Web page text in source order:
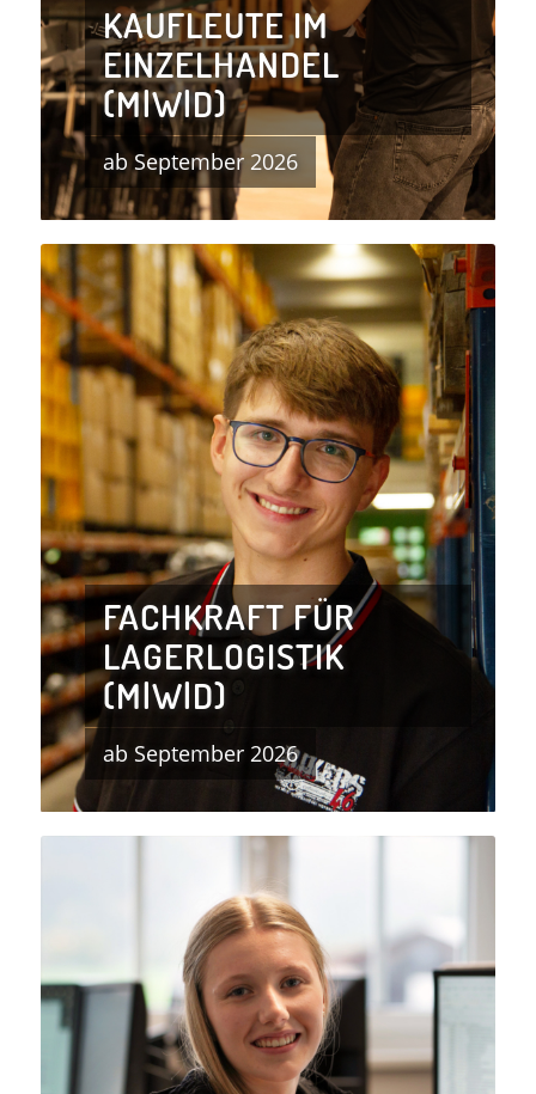
KAUFLEUTE IM
EINZELHANDEL
(M|W|D)
ab September 2026
FACHKRAFT FÜR
LAGERLOGISTIK
(M|W|D)
ab September 2026